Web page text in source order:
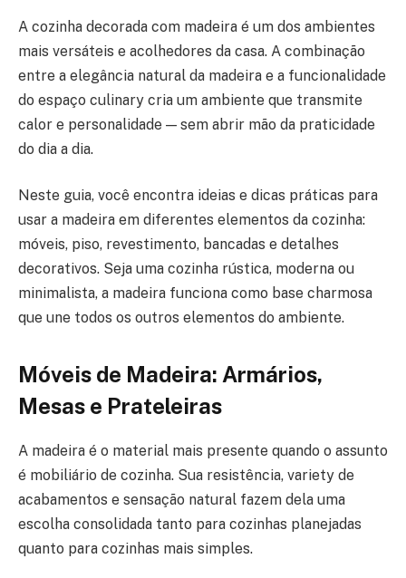
A cozinha decorada com madeira é um dos ambientes
mais versáteis e acolhedores da casa. A combinação
entre a elegância natural da madeira e a funcionalidade
do espaço culinary cria um ambiente que transmite
calor e personalidade — sem abrir mão da praticidade
do dia a dia.
Neste guia, você encontra ideias e dicas práticas para
usar a madeira em diferentes elementos da cozinha:
móveis, piso, revestimento, bancadas e detalhes
decorativos. Seja uma cozinha rústica, moderna ou
minimalista, a madeira funciona como base charmosa
que une todos os outros elementos do ambiente.
Móveis de Madeira: Armários,
Mesas e Prateleiras
A madeira é o material mais presente quando o assunto
é mobiliário de cozinha. Sua resistência, variety de
acabamentos e sensação natural fazem dela uma
escolha consolidada tanto para cozinhas planejadas
quanto para cozinhas mais simples.